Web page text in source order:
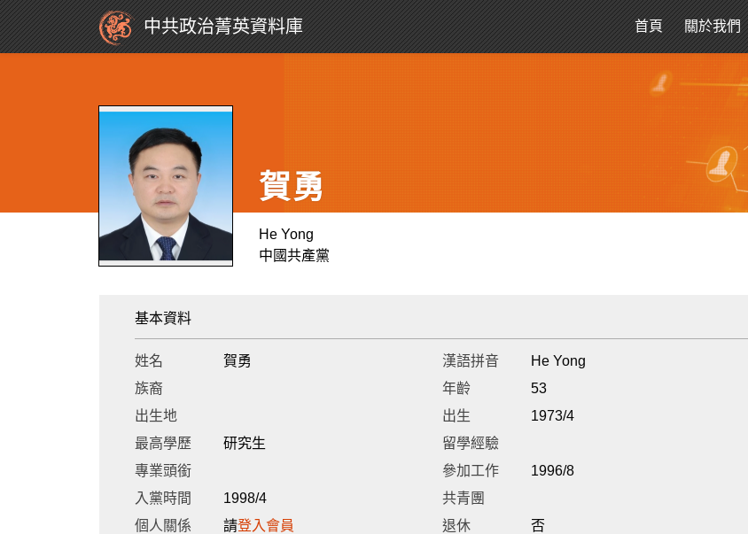
中共政治菁英資料庫 首頁 關於我們
賀勇
He Yong
中國共產黨
基本資料
姓名 賀勇 漢語拼音 He Yong
族裔
年齡 53
出生地
出生 1973/4
最高學歷
研究生 留學經驗
專業頭銜
參加工作 1996/8
入黨時間
1998/4 共青團
個人關係
請登入會員 退休 否